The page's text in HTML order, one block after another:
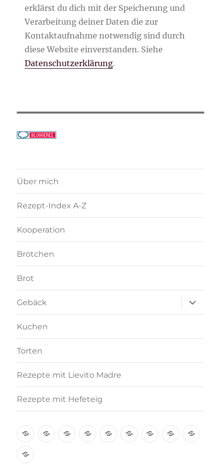
erklärst du dich mit der Speicherung und
Verarbeitung deiner Daten die zur
Kontaktaufnahme notwendig sind durch
diese Website einverstanden. Siehe
Datenschutzerklärung.
Über mich
Rezept-Index A-Z
Kooperation
Brötchen
Brot
Gebäck
anzeigen
Kuchen
Torten
Rezepte mit Lievito Madre
Rezepte mit Hefeteig
Über Rezept-Kooperation
Brötchen
Brot GebäckKuchenTorten
Rezepte